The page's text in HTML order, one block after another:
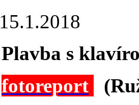
15.1.2018
Plavba s
fotoreport